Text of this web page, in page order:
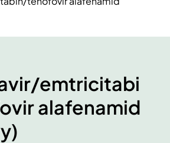
emtricitabi
alafenamid